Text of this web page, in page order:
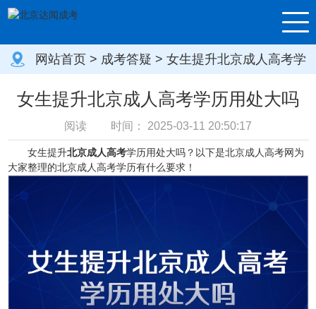
网站首页 > 成考答疑 > 女生提升北京成人高考学
历用处大吗
女生提升北京成人高考学历用处大吗
阅读 时间： 2025-03-11 20:50:17
女生提升北京成人高考学历用处大吗？以下是北京成人高考网为
大家整理的北京成人高考学历有什么要求！